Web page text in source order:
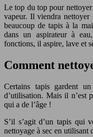
Le top du top pour
vapeur. Il viendra
beaucoup de tapis à la
dans un aspirateur à
fonctions, il aspire, lave et
Comment
Certains tapis gardent
d’utilisation. Mais il n’est
qui a de l’âge !
S’il s’agit d’un tapis qui
nettoyage à sec en utilisant